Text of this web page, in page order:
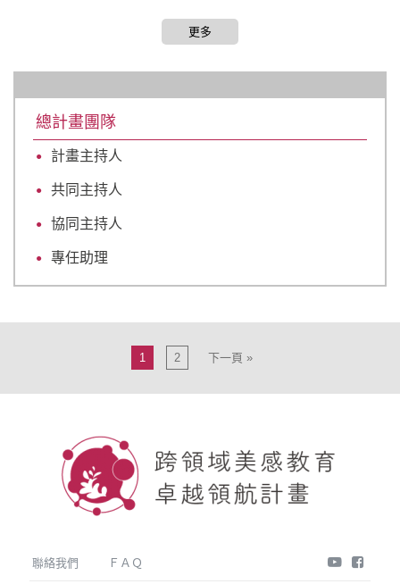
更多
總計畫團隊
計畫主持人
共同主持人
協同主持人
專任助理
1 2 下一頁 »
聯絡我們 ＦＡＱ youtube